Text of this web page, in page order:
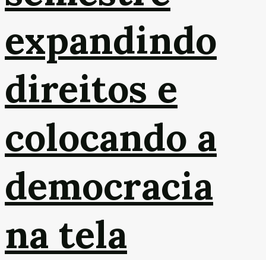
expandindo
direitos e
colocando a
democracia
na tela